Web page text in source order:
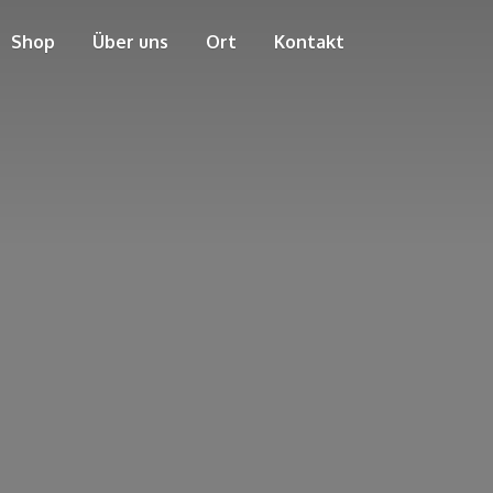
Shop Über uns Ort Kontakt